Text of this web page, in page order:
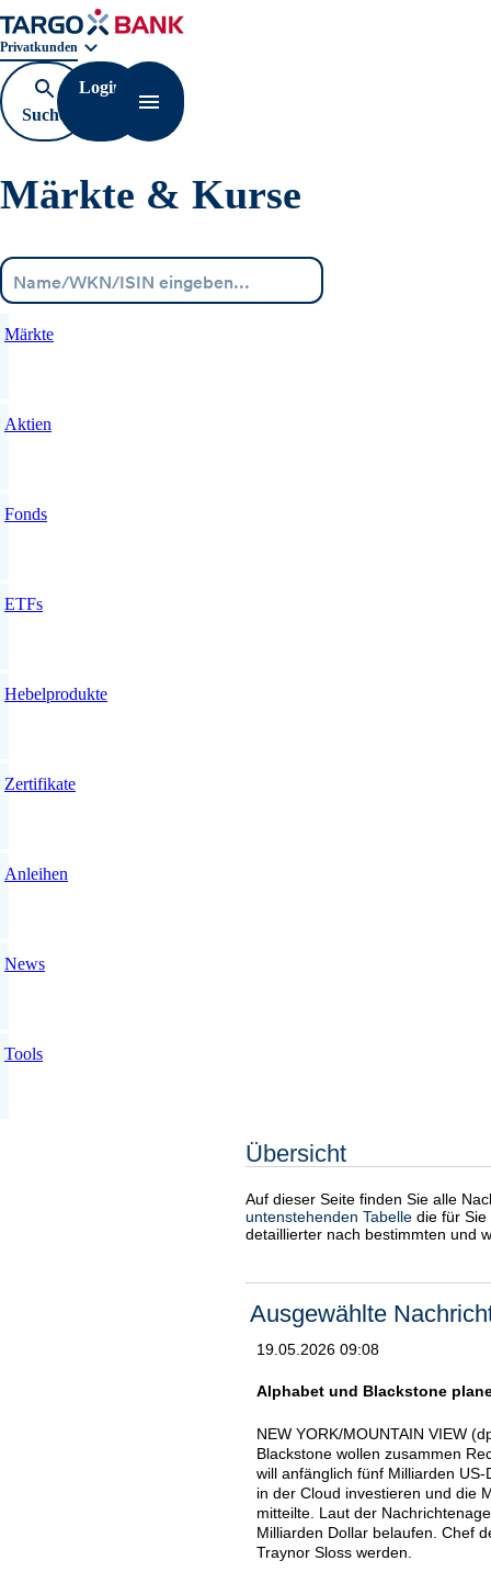
Geschäftsbereichnavigation. Aktuelle Auswahl:
Privatkunden
Suche
öffnen
Login
Navigation öffnen
Märkte & Kurse
Märkte
Aktien
Fonds
ETFs
Hebelprodukte
Zertifikate
Anleihen
News
Tools
Übersicht
Auf dieser Seite finden Sie alle
untenstehenden Tabelle die für
detaillierter nach bestimmten und
Ausgewählte
19.05.2026 09:08
Alphabet und Blackstone
NEW YORK/MOUNTAIN VIEW
Blackstone wollen zusammen
will anfänglich fünf Milliarden
in der Cloud investieren und die
mitteilte. Laut der
Milliarden Dollar belaufen. Chef
Traynor Sloss werden.